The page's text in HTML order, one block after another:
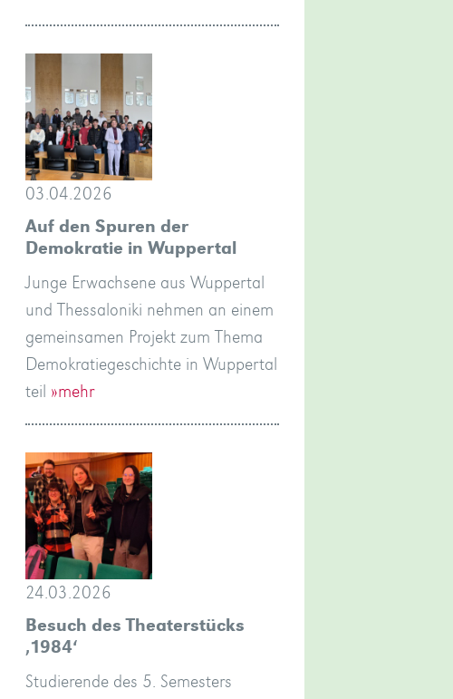
03.04.2026
Auf den Spuren der
Demokratie in Wuppertal
Junge Erwachsene aus Wuppertal
und Thessaloniki nehmen an einem
gemeinsamen Projekt zum Thema
Demokratiegeschichte in Wuppertal
teil »mehr
24.03.2026
Besuch des Theaterstücks
‚1984‘
Studierende des 5. Semesters